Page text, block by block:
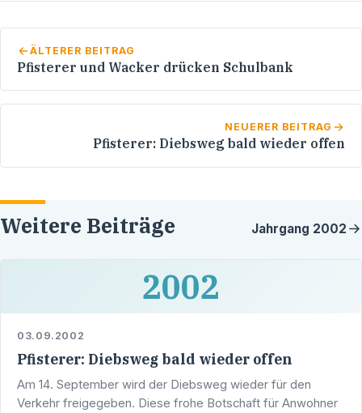
ÄLTERER BEITRAG
Pfisterer und Wacker drücken Schulbank
NEUERER BEITRAG
Pfisterer: Diebsweg bald wieder offen
Weitere Beiträge Jahrgang 2002
2002
03.09.2002
Pfisterer: Diebsweg bald wieder offen
Am 14. September wird der Diebsweg wieder für den
Verkehr freigegeben. Diese frohe Botschaft für Anwohner